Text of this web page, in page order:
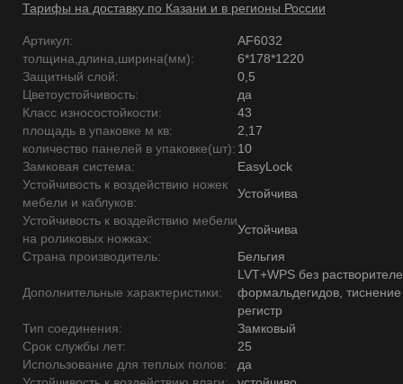
Тарифы на доставку по Казани и в регионы России
Артикул:
AF6032
толщина,длина,ширина(мм):
6*178*1220
Защитный слой:
0,5
Цветоустойчивость:
да
Класс износостойкости:
43
площадь в упаковке м кв:
2,17
количество панелей в упаковке(шт): 10
Замковая система:
EasyLock
Устойчивость к воздействию ножек
мебели и каблуков:
Устойчива
Устойчивость к воздействию мебели
на роликовых ножках:
Устойчива
Страна производитель:
Бельгия
Дополнительные характеристики:
LVT+WPS без
формальдегидов, тиснение
регистр
Тип соединения:
Замковый
Срок службы лет:
25
Использование для теплых полов:
да